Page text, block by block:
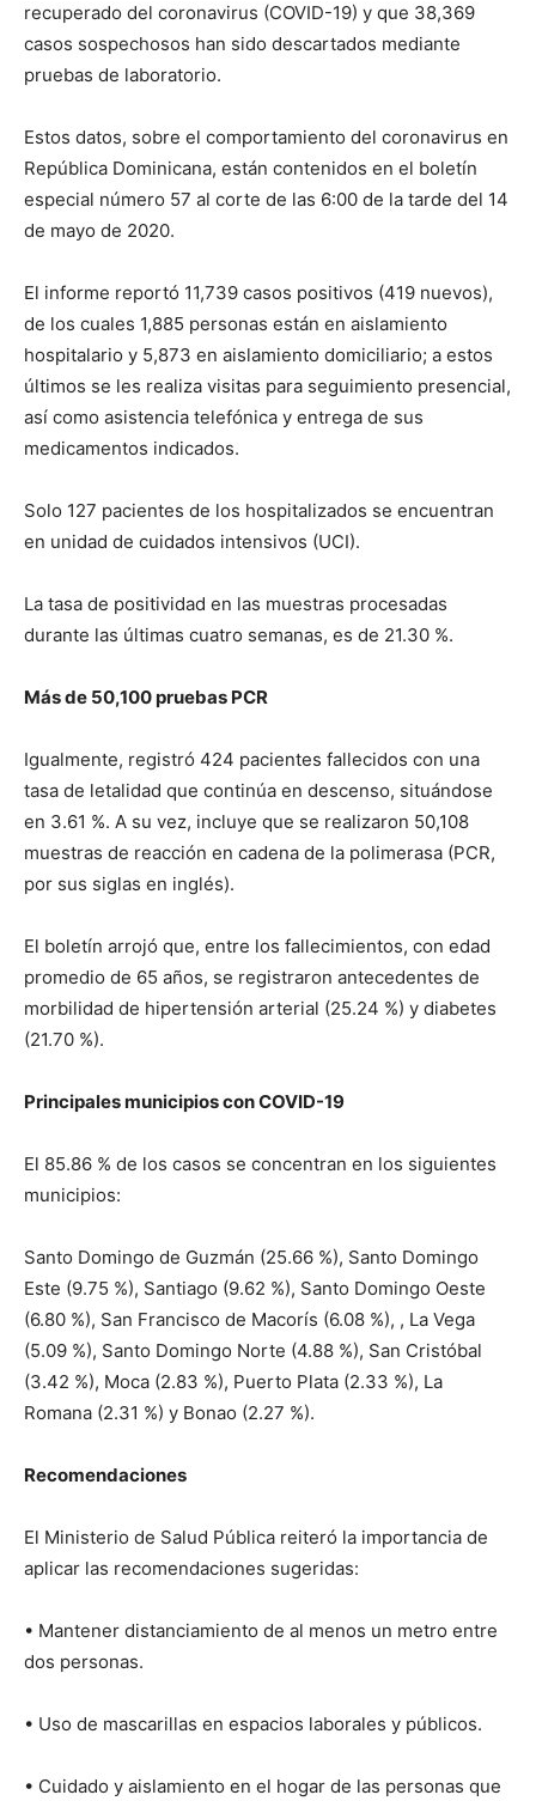
recuperado del coronavirus (COVID-19) y que 38,369
casos sospechosos han sido descartados mediante
pruebas de laboratorio.
Estos datos, sobre el comportamiento del coronavirus en
República Dominicana, están contenidos en el boletín
especial número 57 al corte de las 6:00 de la tarde del 14
de mayo de 2020.
El informe reportó 11,739 casos positivos (419 nuevos),
de los cuales 1,885 personas están en aislamiento
hospitalario y 5,873 en aislamiento domiciliario; a estos
últimos se les realiza visitas para seguimiento presencial,
así como asistencia telefónica y entrega de sus
medicamentos indicados.
Solo 127 pacientes de los hospitalizados se encuentran
en unidad de cuidados intensivos (UCI).
La tasa de positividad en las muestras procesadas
durante las últimas cuatro semanas, es de 21.30 %.
Más de 50,100 pruebas PCR
Igualmente, registró 424 pacientes fallecidos con una
tasa de letalidad que continúa en descenso, situándose
en 3.61 %. A su vez, incluye que se realizaron 50,108
muestras de reacción en cadena de la polimerasa (PCR,
por sus siglas en inglés).
El boletín arrojó que, entre los fallecimientos, con edad
promedio de 65 años, se registraron antecedentes de
morbilidad de hipertensión arterial (25.24 %) y diabetes
(21.70 %).
Principales municipios con COVID-19
El 85.86 % de los casos se concentran en los siguientes
municipios:
Santo Domingo de Guzmán (25.66 %), Santo Domingo
Este (9.75 %), Santiago (9.62 %), Santo Domingo Oeste
(6.80 %), San Francisco de Macorís (6.08 %), , La Vega
(5.09 %), Santo Domingo Norte (4.88 %), San Cristóbal
(3.42 %), Moca (2.83 %), Puerto Plata (2.33 %), La
Romana (2.31 %) y Bonao (2.27 %).
Recomendaciones
El Ministerio de Salud Pública reiteró la importancia de
aplicar las recomendaciones sugeridas:
• Mantener distanciamiento de al menos un metro entre
dos personas.
• Uso de mascarillas en espacios laborales y públicos.
• Cuidado y aislamiento en el hogar de las personas que